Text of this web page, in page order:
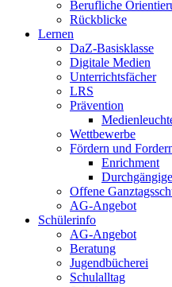
Berufliche
Rückblicke
Lernen
DaZ-Basisklasse
Digitale Medien
Unterrichtsfächer
LRS
Prävention
Wettbewerbe
Fördern und
Enrichment
Offene
AG-Angebot
Schülerinfo
AG-Angebot
Beratung
Jugendbücherei
Schulalltag